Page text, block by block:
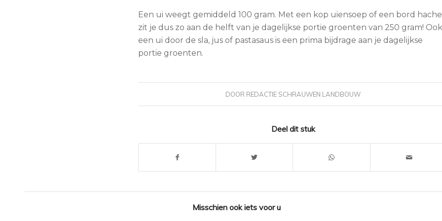
Een ui weegt gemiddeld 100 gram. Met een kop uiensoep of een bord
zit je dus zo aan de helft van je dagelijkse portie groenten van 250 gram! Ook
een ui door de sla, jus of pastasaus is een prima bijdrage aan je dagelijkse
portie groenten.
DOOR REDACTIE SCHRAUWEN LANDBOUW
Deel dit stuk
Misschien ook iets voor u